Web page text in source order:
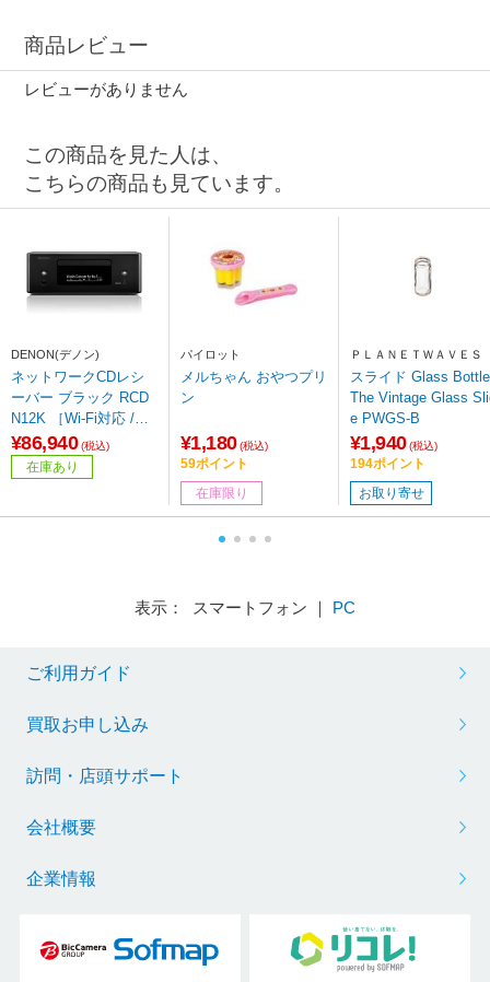
商品レビュー
レビューがありません
この商品を見た人は、
こちらの商品も見ています。
DENON(デノン)
ネットワークCDレシ
ーバー ブラック RCD
N12K ［Wi-Fi対応 /Blu
etooth対応 /ハイレゾ
対応 /ワイドFM対応］
¥86,940 (税込)
在庫あり
パイロット
メルちゃん おやつプリ
ン
¥1,180 (税込)
59ポイント
在庫限り
ＰＬＡＮＥＴＷＡＶＥＳ
スライド Glass Bottle
The Vintage Glass
e PWGS-B
¥1,940 (税込)
194ポイント
お取り寄せ
表示： スマートフォン ｜ PC
ご利用ガイド
買取お申し込み
訪問・店頭サポート
会社概要
企業情報